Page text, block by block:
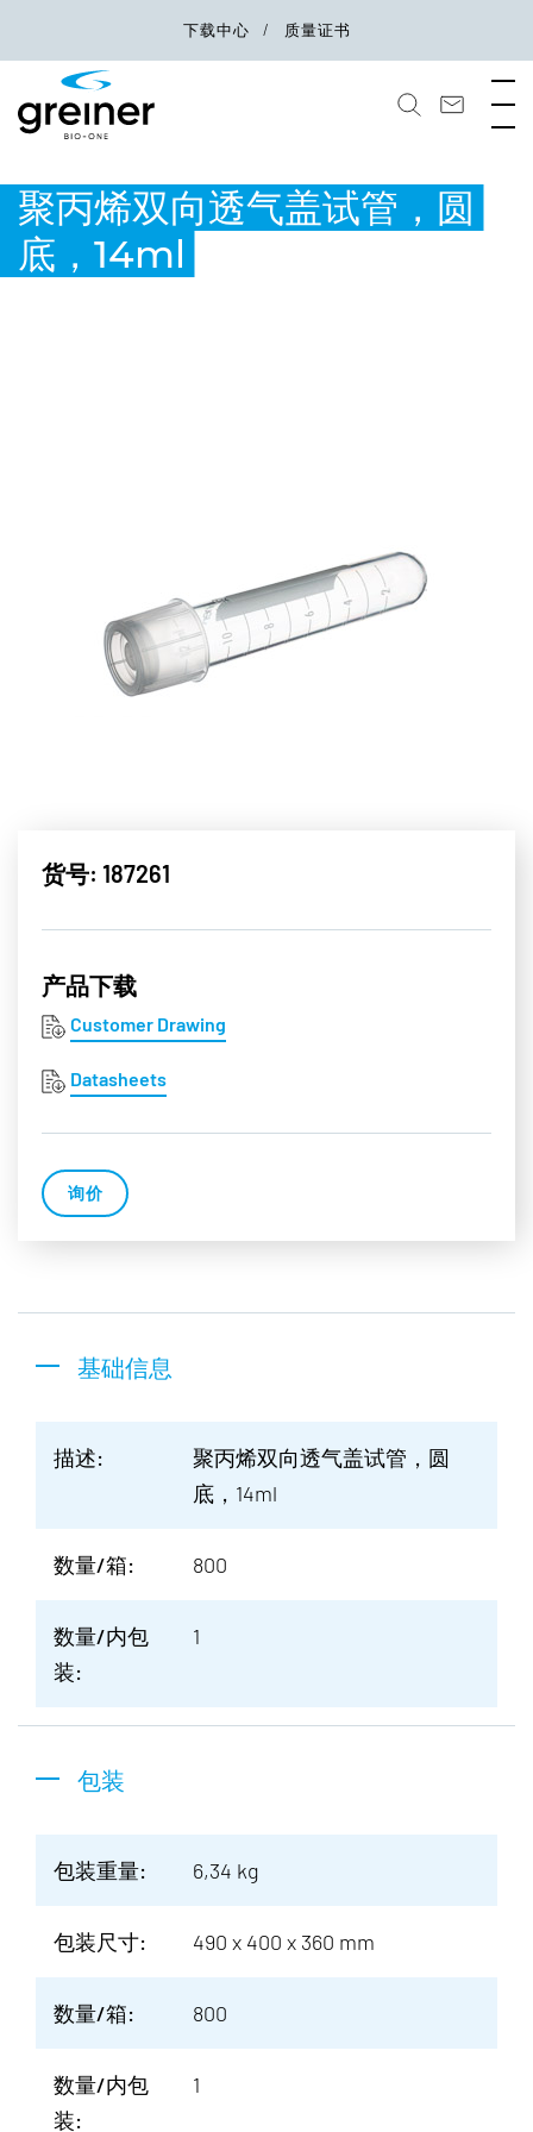
下载中心 质量证书
聚丙烯双向透气盖试管，圆
底，14ml
货号: 187261
产品下载
Customer Drawing
Datasheets
询价
基础信息
描述:
聚丙烯双向透气盖试管，圆
底，14ml
数量/箱: 800
数量/内包
装:
1
包装
包装重量: 6,34 kg
包装尺寸: 490 x 400 x 360 mm
数量/箱: 800
数量/内包
装:
1